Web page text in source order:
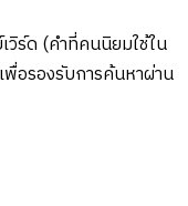
วิร์ด (คำที่คนนิยมใช้ใน
อรองรับการค้นหาผ่าน